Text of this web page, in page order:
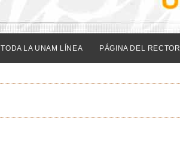
TODA LA UNAM LÍNEA PÁGINA DEL RECTOR